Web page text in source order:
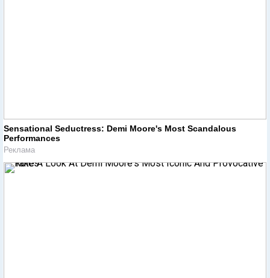
Sensational Seductress: Demi Moore's Most Scandalous
Performances
Реклама